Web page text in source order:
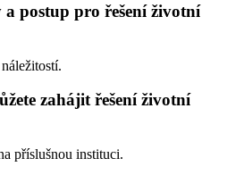
postup pro řešení životní
zahájit řešení životní
příslušnou instituci.